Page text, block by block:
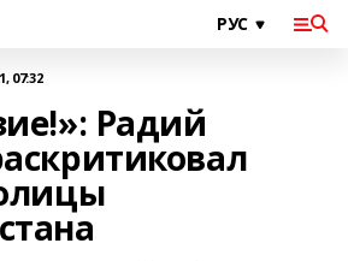
07:32
Радий